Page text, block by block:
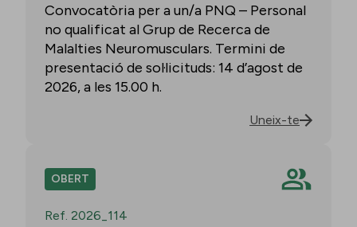
Convocatòria per a un/a PNQ – Personal
no qualificat al Grup de Recerca de
Malalties Neuromusculars. Termini de
presentació de sol·licituds: 14 d’agost de
2026, a les 15.00 h.
Uneix-te
OBERT
Ref. 2026_114